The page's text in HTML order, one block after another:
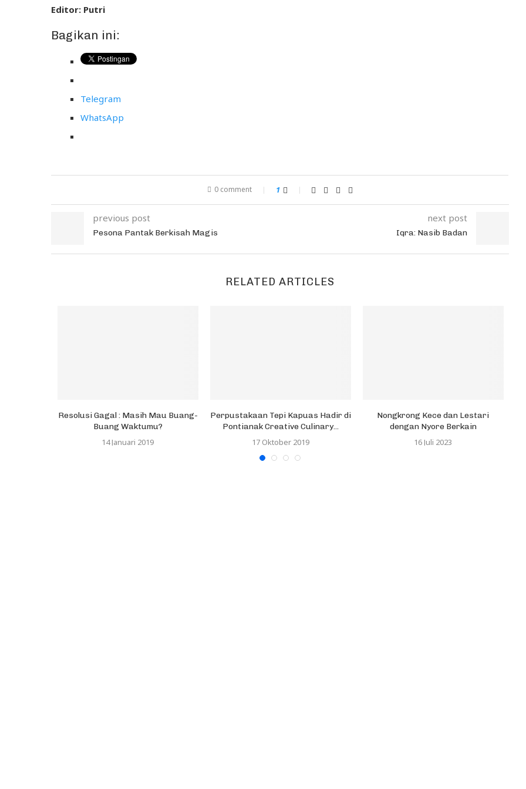
Editor: Putri
Bagikan ini:
Telegram
WhatsApp
0 comment 1
previous post
Pesona Pantak Berkisah Magis
next post
Iqra: Nasib Badan
RELATED ARTICLES
Resolusi Gagal : Masih Mau Buang-
Buang Waktumu?
14 Januari 2019
Perpustakaan Tepi Kapuas Hadir di
Pontianak Creative Culinary...
17 Oktober 2019
Nongkrong Kece dan Lestari
dengan Nyore Berkain
16 Juli 2023